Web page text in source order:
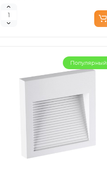
Популярный